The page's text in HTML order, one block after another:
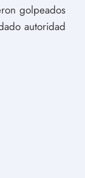
golpeados
autoridad